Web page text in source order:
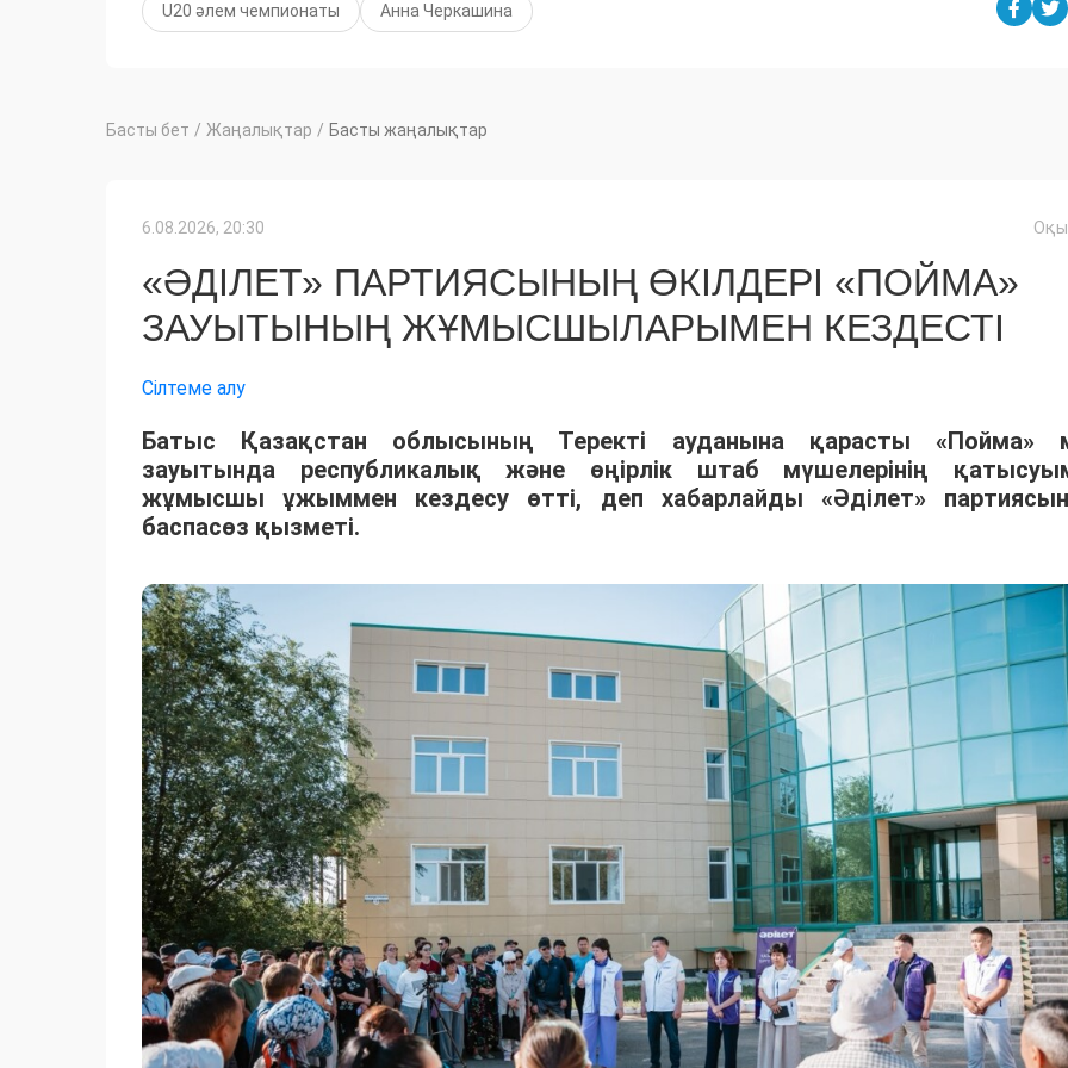
U20 әлем чемпионаты Анна Черкашина
Басты бет / Жаңалықтар / Басты жаңалықтар
6.08.2026, 20:30
«ӘДІЛЕТ» ПАРТИЯСЫНЫҢ ӨКІЛДЕРІ «ПОЙМА»
ЗАУЫТЫНЫҢ ЖҰМЫСШЫЛАРЫМЕН КЕЗДЕСТІ
Сілтеме алу
Батыс Қазақстан облысының Теректі ауданына қарасты «Пойма»
зауытында республикалық және өңірлік штаб мүшелерінің
жұмысшы ұжыммен кездесу өтті, деп хабарлайды «Әділет»
баспасөз қызметі.